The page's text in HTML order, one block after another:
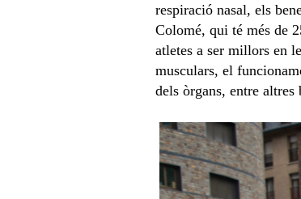
respiració nasal, els
Colomé, qui té més de
atletes a ser millors en
musculars, el
dels òrgans, entre altres